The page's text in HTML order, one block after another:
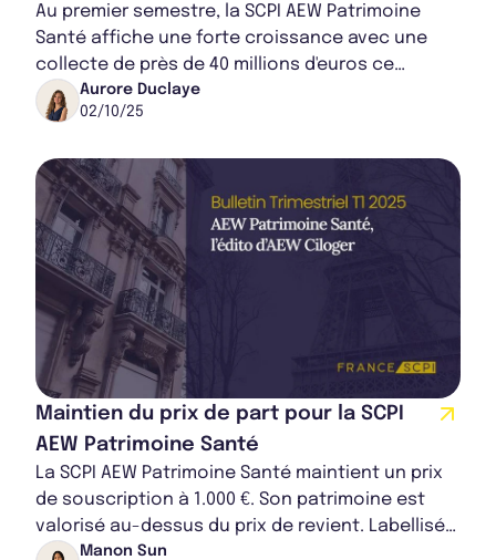
Au premier semestre, la SCPI AEW Patrimoine
Santé affiche une forte croissance avec une
collecte de près de 40 millions d'euros ce
premier semestre. Sa solidité financière, sans r...
Aurore Duclaye
02/10/25
Maintien du prix de part pour la SCPI
AEW Patrimoine Santé
La SCPI AEW Patrimoine Santé maintient un prix
de souscription à 1.000 €. Son patrimoine est
valorisé au-dessus du prix de revient. Labellisée
ISR en 2022, elle réalise des investi...
Manon Sun